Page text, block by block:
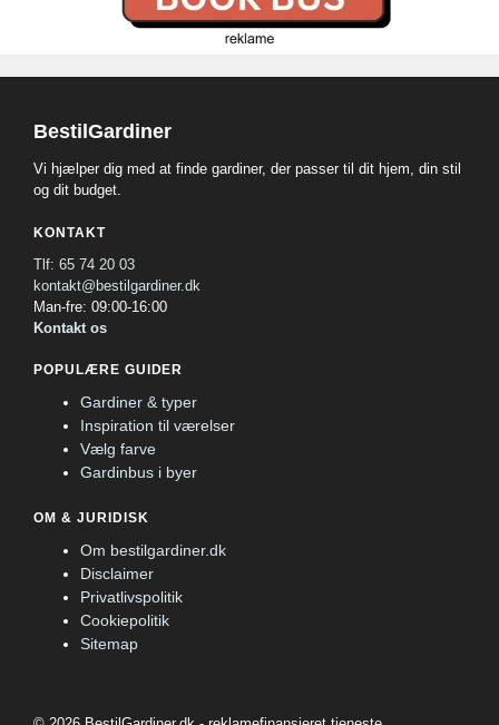
BestilGardiner
Vi hjælper dig med at finde gardiner, der passer til dit hjem, din stil
og dit budget.
KONTAKT
Tlf: 65 74 20 03
kontakt@bestilgardiner.dk
Man-fre: 09:00-16:00
Kontakt os
POPULÆRE GUIDER
Gardiner & typer
Inspiration til værelser
Vælg farve
Gardinbus i byer
OM & JURIDISK
Om bestilgardiner.dk
Disclaimer
Privatlivspolitik
Cookiepolitik
Sitemap